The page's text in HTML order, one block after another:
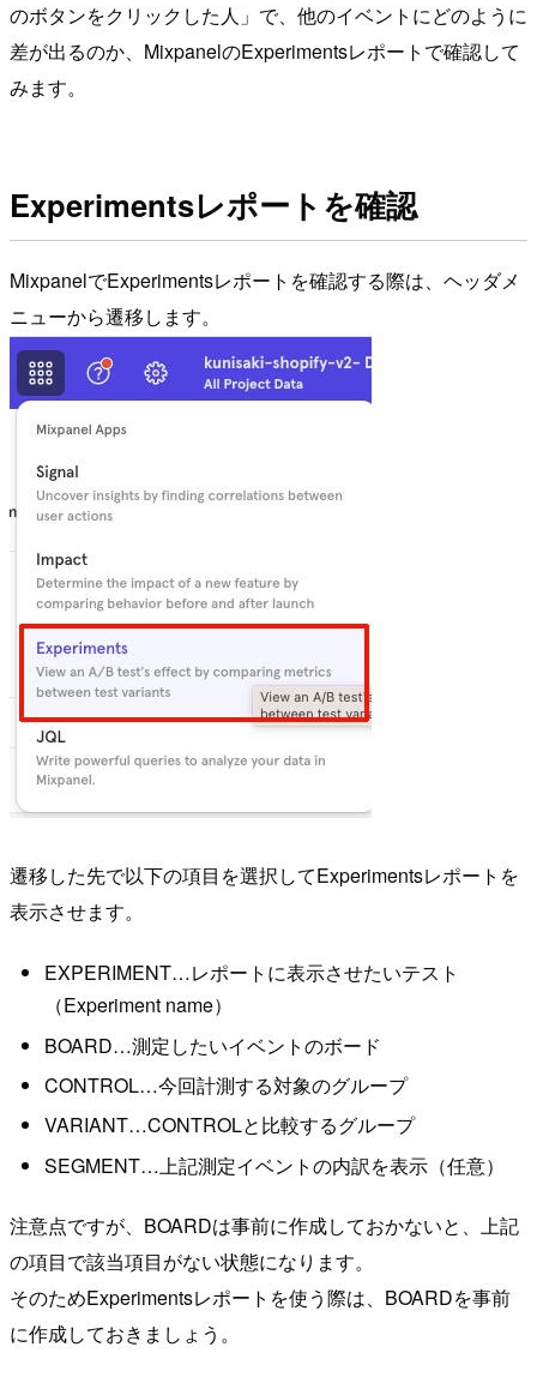
のボタンをクリックした人」で、他のイベントにどのように
差が出るのか、MixpanelのExperimentsレポートで確認して
みます。
Experimentsレポートを確認
MixpanelでExperimentsレポートを確認する際は、ヘッダメ
ニューから遷移します。
遷移した先で以下の項目を選択してExperimentsレポートを
表示させます。
EXPERIMENT…レポートに表示させたいテスト
（Experiment name）
BOARD…測定したいイベントのボード
CONTROL…今回計測する対象のグループ
VARIANT…CONTROLと比較するグループ
SEGMENT…上記測定イベントの内訳を表示（任意）
注意点ですが、BOARDは事前に作成しておかないと、上記
の項目で該当項目がない状態になります。
そのためExperimentsレポートを使う際は、BOARDを事前
に作成しておきましょう。